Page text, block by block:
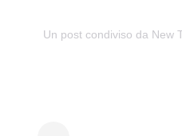
Un post condiviso da New